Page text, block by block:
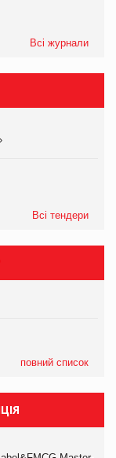
Всі журнали
Всі тендери
повний список